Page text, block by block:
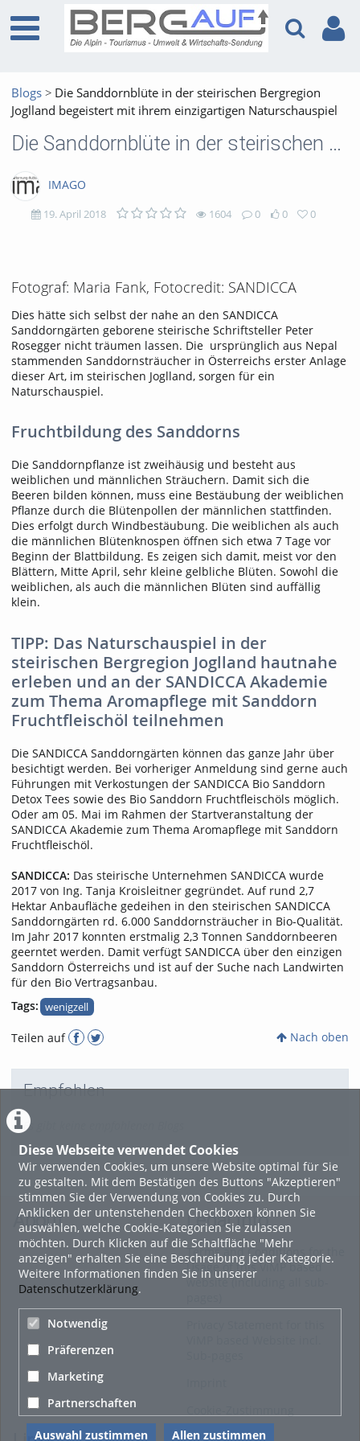
Diese Webseite verwendet Cookies
Wir verwenden Cookies, um unsere Website optimal für Sie
zu gestalten. Mit dem Bestätigen des Buttons "Akzeptieren"
stimmen Sie der Verwendung von Cookies zu. Durch
Anklicken der untenstehenden Checkboxen können Sie
auswählen, welche Cookie-Kategorien Sie zulassen
möchten. Durch Klicken auf die Schaltfläche "Mehr
anzeigen" erhalten Sie eine Beschreibung jeder Kategorie.
Weitere Informationen finden Sie in unserer
Datenschutzerklärung.
Notwendig
Präferenzen
Marketing
Partnerschaften
Auswahl zustimmen Allen zustimmen
Blogs
Die Sanddornblüte in der steirischen Bergregion
Joglland begeistert mit ihrem einzigartigen Naturschauspiel
Die Sanddornblüte in der steirischen Bergregion Joglland begeistert mit ihrem einzigartigen Naturschauspiel
IMAGO
19. April 2018 1604 0 0 0
Fotograf: Maria Fank, Fotocredit: SANDICCA
Dies hätte sich selbst der nahe an den SANDICCA
Sanddorngärten geborene steirische Schriftsteller Peter
Rosegger nicht träumen lassen. Die ursprünglich aus Nepal
stammenden Sanddornsträucher in Österreichs erster Anlage
dieser Art, im steirischen Joglland, sorgen für ein
Naturschauspiel.
Fruchtbildung des Sanddorns
Die Sanddornpflanze ist zweihäusig und besteht aus
weiblichen und männlichen Sträuchern. Damit sich die
Beeren bilden können, muss eine Bestäubung der weiblichen
Pflanze durch die Blütenpollen der männlichen stattfinden.
Dies erfolgt durch Windbestäubung. Die weiblichen als auch
die männlichen Blütenknospen öffnen sich etwa 7 Tage vor
Beginn der Blattbildung. Es zeigen sich damit, meist vor den
Blättern, Mitte April, sehr kleine gelbliche Blüten. Sowohl die
weiblichen, als auch die männlichen Blüten sind auffällig
klein.
TIPP: Das Naturschauspiel in der
steirischen Bergregion Joglland hautnahe
erleben und an der SANDICCA Akademie
zum Thema Aromapflege mit Sanddorn
Fruchtfleischöl teilnehmen
Die SANDICCA Sanddorngärten können das ganze Jahr über
besichtigt werden. Bei vorheriger Anmeldung sind gerne auch
Führungen mit Verkostungen der SANDICCA Bio Sanddorn
Detox Tees sowie des Bio Sanddorn Fruchtfleischöls möglich.
Oder am 05. Mai im Rahmen der Startveranstaltung der
SANDICCA Akademie zum Thema Aromapflege mit Sanddorn
Fruchtfleischöl.
SANDICCA: Das steirische Unternehmen SANDICCA wurde
2017 von Ing. Tanja Kroisleitner gegründet. Auf rund 2,7
Hektar Anbaufläche gedeihen in den steirischen SANDICCA
Sanddorngärten rd. 6.000 Sanddornsträucher in Bio-Qualität.
Im Jahr 2017 konnten erstmalig 2,3 Tonnen Sanddornbeeren
geerntet werden. Damit verfügt SANDICCA über den einzigen
Sanddorn Österreichs und ist auf der Suche nach Landwirten
für den Bio Vertragsanbau.
Tags: wenigzell
Teilen auf Nach oben
Empfohlen
Es gibt keine empfohlenen Blogs
About Legal Info
Terms and Conditions for the
Usage of this ViMP based
website (including all sub-